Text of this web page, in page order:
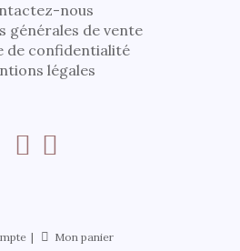
nous
générales de vente
de confidentialité
légales
Mon panier